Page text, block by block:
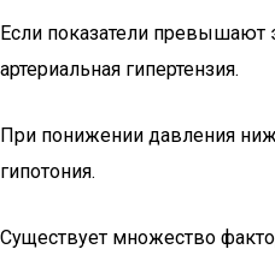
Если показатели превышают
артериальная гипертензия.
При понижении давления
гипотония.
Существует множество